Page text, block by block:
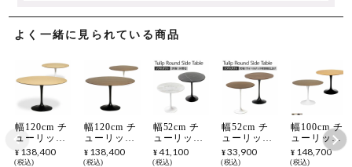
よく一緒に見られている商品
幅120cm チ
ューリップ
ダイニング
テーブル エ
¥ 138,400
税込
幅120cm チ
ューリップ
ダイニング
テーブル エ
¥ 138,400
税込
幅52cm チ
ューリップ
ラウンドサ
イドテーブ
¥ 41,100
税込
幅52cm チ
ューリップ
ラウンドサ
イドテーブ
¥ 33,900
税込
幅100cm チ
ューリップ
ダイニング
テーブル エ
¥ 148,700
税込